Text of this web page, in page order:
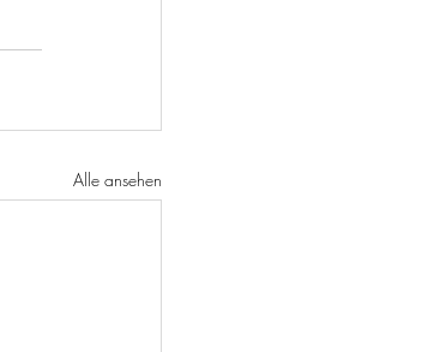
Alle ansehen